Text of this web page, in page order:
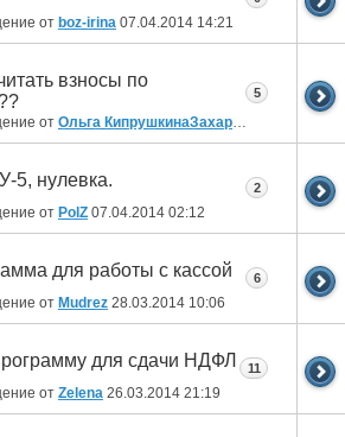
от boz-irina 07.04.2014 14:21
взносы по
от Ольга КипрушкинаЗахаренко
5
5, нулевка.
от PolZ 07.04.2014 02:12
2
для работы с кассой
от Mudrez 28.03.2014 10:06
6
для сдачи НДФЛ
от Zelena 26.03.2014 21:19
11